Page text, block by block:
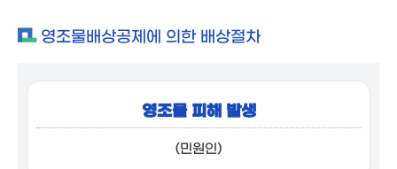
영조물배상공제에 의한 배상절차
영조물 피해 발생
(민원인)